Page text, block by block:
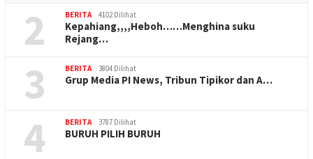
2 BERITA 4102 Dilihat
Kepahiang,,,,Heboh……Menghina suku
Rejang…
3 BERITA 3804 Dilihat
Grup Media PI News, Tribun Tipikor dan A…
4 BERITA 3787 Dilihat
BURUH PILIH BURUH